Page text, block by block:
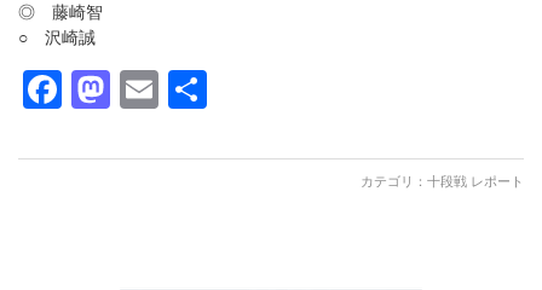
◎ 藤崎智
○ 沢崎誠
Facebook
Mastodon
Email
カテゴリ： 十段戦 レポート